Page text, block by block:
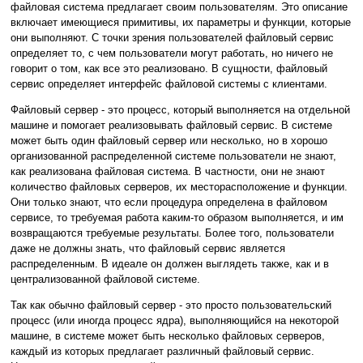
файловая система предлагает своим пользователям. Это описание
включает имеющиеся примитивы, их параметры и функции, которые
они выполняют. С точки зрения пользователей файловый сервис
определяет то, с чем пользователи могут работать, но ничего не
говорит о том, как все это реализовано. В сущности, файловый
сервис определяет интерфейс файловой системы с клиентами.
Файловый сервер - это процесс, который выполняется на отдельной
машине и помогает реализовывать файловый сервис. В системе
может быть один файловый сервер или несколько, но в хорошо
организованной распределенной системе пользователи не знают,
как реализована файловая система. В частности, они не знают
количество файловых серверов, их месторасположение и функции.
Они только знают, что если процедура определена в файловом
сервисе, то требуемая работа каким-то образом выполняется, и им
возвращаются требуемые результаты. Более того, пользователи
даже не должны знать, что файловый сервис является
распределенным. В идеале он должен выглядеть также, как и в
централизованной файловой системе.
Так как обычно файловый сервер - это просто пользовательский
процесс (или иногда процесс ядра), выполняющийся на некоторой
машине, в системе может быть несколько файловых серверов,
каждый из которых предлагает различный файловый сервис.